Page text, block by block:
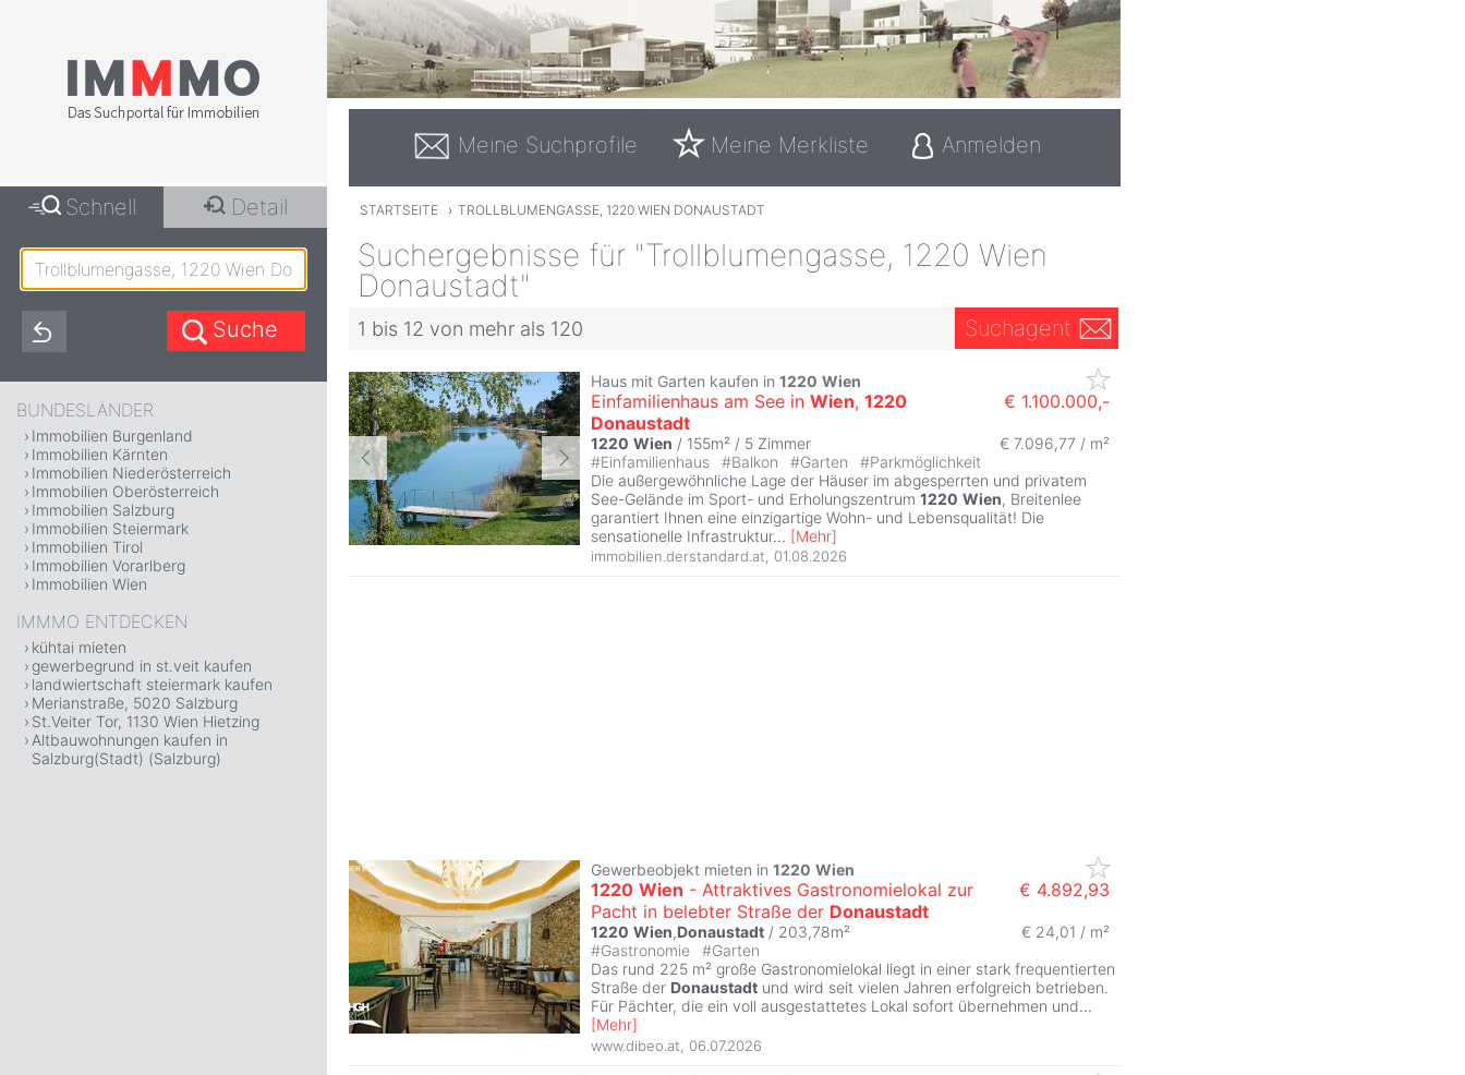
Meine Suchprofile Meine Merkliste Anmelden
STARTSEITE › TROLLBLUMENGASSE, 1220 WIEN DONAUSTADT
Suchergebnisse für "Trollblumengasse, 1220 Wien
Donaustadt"
1 bis 12 von mehr als 120 Suchagent
Haus mit Garten kaufen in 1220 Wien
Einfamilienhaus am See in Wien, 1220
Donaustadt
€ 1.100.000,-
1220 Wien / 155m² / 5 Zimmer € 7.096,77 / m²
#Einfamilienhaus #Balkon #Garten #Parkmöglichkeit
Die außergewöhnliche Lage der Häuser im abgesperrten und privatem
See-Gelände im Sport- und Erholungszentrum 1220 Wien, Breitenlee
garantiert Ihnen eine einzigartige Wohn- und Lebensqualität! Die
sensationelle Infrastruktur... [Mehr]
immobilien.derstandard.at 01.08.2026
Gewerbeobjekt mieten in 1220 Wien
1220 Wien - Attraktives Gastronomielokal zur
Pacht in belebter Straße der Donaustadt
€ 4.892,93
1220 Wien,Donaustadt / 203,78m²
€ 24,01 / m²
#Gastronomie #Garten
Das rund 225 m² große Gastronomielokal liegt in einer stark frequentierten
Straße der Donaustadt und wird seit vielen Jahren erfolgreich betrieben.
Für Pächter, die ein voll ausgestattetes Lokal sofort übernehmen und...
[Mehr]
www.dibeo.at 06.07.2026
Schnell Detail
BUNDESLÄNDER
Immobilien Burgenland
Immobilien Kärnten
Immobilien Niederösterreich
Immobilien Oberösterreich
Immobilien Salzburg
Immobilien Steiermark
Immobilien Tirol
Immobilien Vorarlberg
Immobilien Wien
IMMMO ENTDECKEN
kühtai mieten
gewerbegrund in st.veit kaufen
landwiertschaft steiermark kaufen
Merianstraße, 5020 Salzburg
St.Veiter Tor, 1130 Wien Hietzing
Altbauwohnungen kaufen in
Salzburg(Stadt) (Salzburg)